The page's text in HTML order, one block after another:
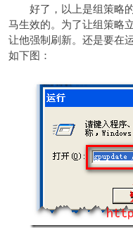
好了，以上是组策略
马生效的。为了让组策略
让他强制刷新。还是要在
如下图：